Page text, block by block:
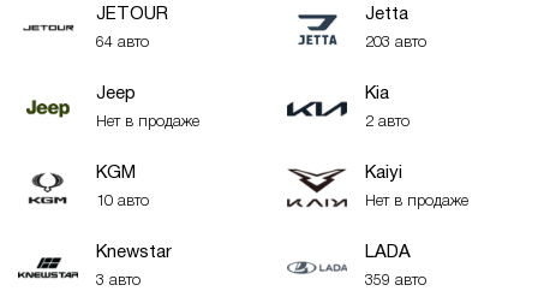
JETOUR
64 авто
Jetta
203 авто
Jeep
Нет в продаже
Kia
2 авто
KGM
10 авто
Kaiyi
Нет в продаже
Knewstar
3 авто
LADA
359 авто